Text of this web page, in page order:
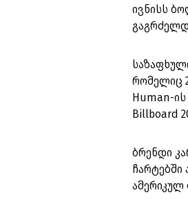
ივნისს
რომელიც
Human-
Billboard
ბრენდი
ამერიკულ